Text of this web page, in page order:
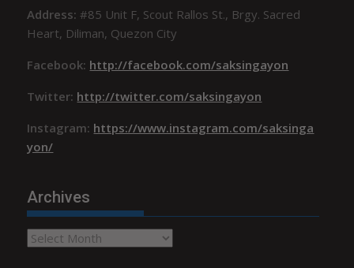
Address:#85 Unit F, Scout Rallos St., Brgy. Sacred
Heart, Diliman, Quezon City
Facebook: http://facebook.com/saksingayon
Twitter: http://twitter.com/saksingayon
Instagram: https://www.instagram.com/saksinga
yon/
Archives
Archives